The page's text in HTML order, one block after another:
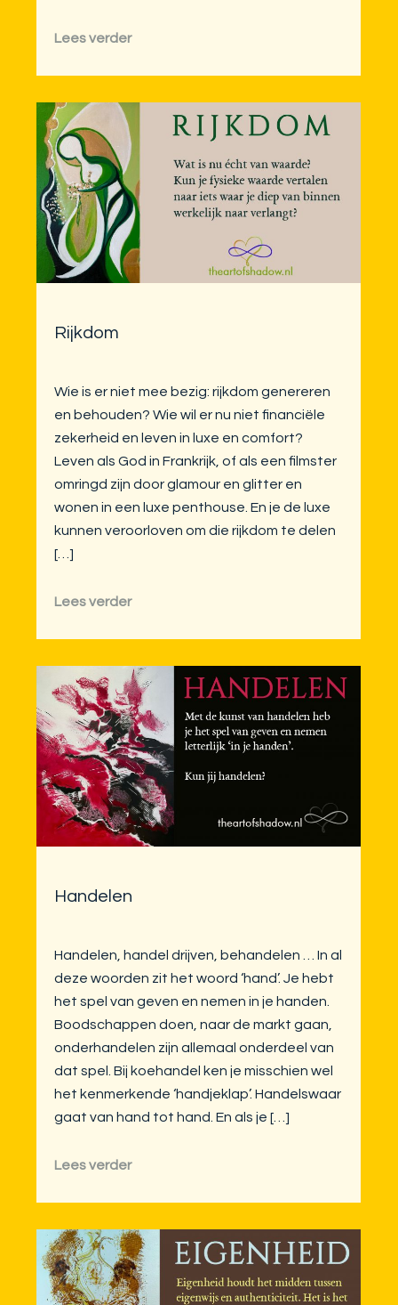
Lees verder
Rijkdom
Wie is er niet mee bezig: rijkdom genereren
en behouden? Wie wil er nu niet financiële
zekerheid en leven in luxe en comfort?
Leven als God in Frankrijk, of als een filmster
omringd zijn door glamour en glitter en
wonen in een luxe penthouse. En je de luxe
kunnen veroorloven om die rijkdom te delen
[…]
Lees verder
Handelen
Handelen, handel drijven, behandelen … In al
deze woorden zit het woord ‘hand’. Je hebt
het spel van geven en nemen in je handen.
Boodschappen doen, naar de markt gaan,
onderhandelen zijn allemaal onderdeel van
dat spel. Bij koehandel ken je misschien wel
het kenmerkende ‘handjeklap’. Handelswaar
gaat van hand tot hand. En als je […]
Lees verder